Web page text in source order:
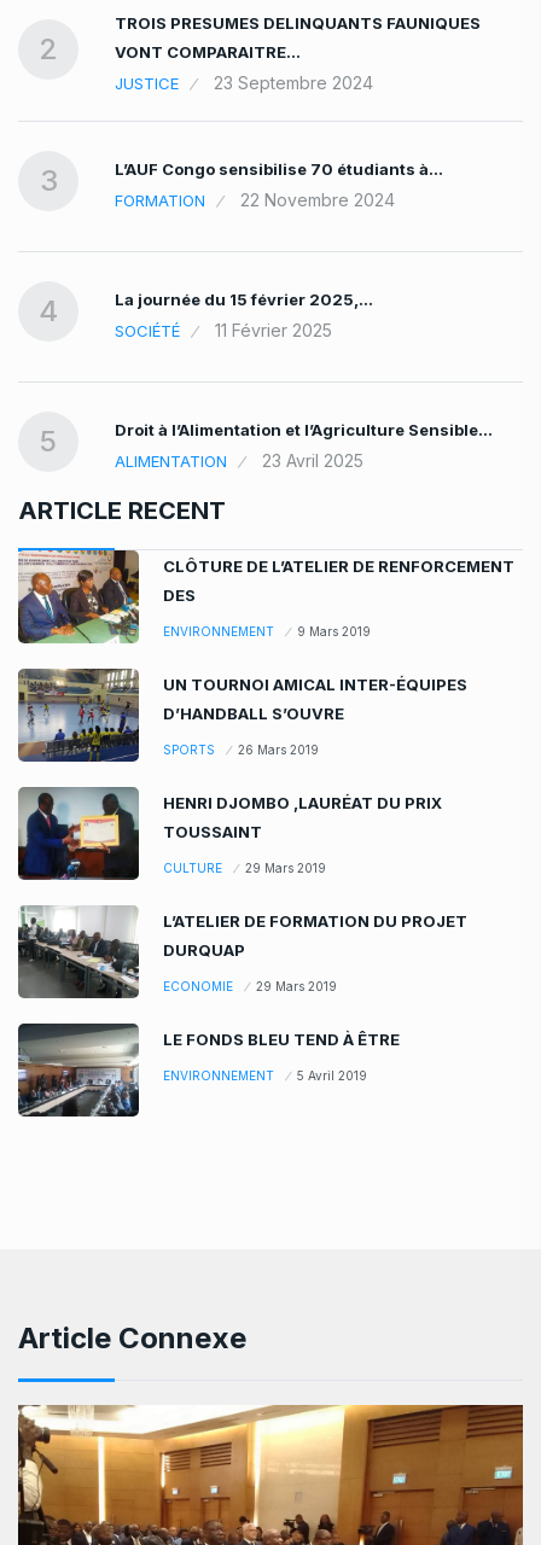
2
TROIS PRESUMES DELINQUANTS FAUNIQUES
VONT COMPARAITRE…
JUSTICE
23 Septembre 2024
3
L’AUF Congo sensibilise 70 étudiants à…
FORMATION
22 Novembre 2024
4
La journée du 15 février 2025,…
SOCIÉTÉ
11 Février 2025
5
Droit à l’Alimentation et l’Agriculture Sensible…
ALIMENTATION
23 Avril 2025
ARTICLE RECENT
CLÔTURE DE L’ATELIER DE RENFORCEMENT
DES
ENVIRONNEMENT 9 Mars 2019
UN TOURNOI AMICAL INTER-ÉQUIPES
D’HANDBALL S’OUVRE
SPORTS 26 Mars 2019
HENRI DJOMBO ,LAURÉAT DU PRIX
TOUSSAINT
CULTURE 29 Mars 2019
L’ATELIER DE FORMATION DU PROJET
DURQUAP
ECONOMIE 29 Mars 2019
LE FONDS BLEU TEND À ÊTRE
ENVIRONNEMENT 5 Avril 2019
Article Connexe